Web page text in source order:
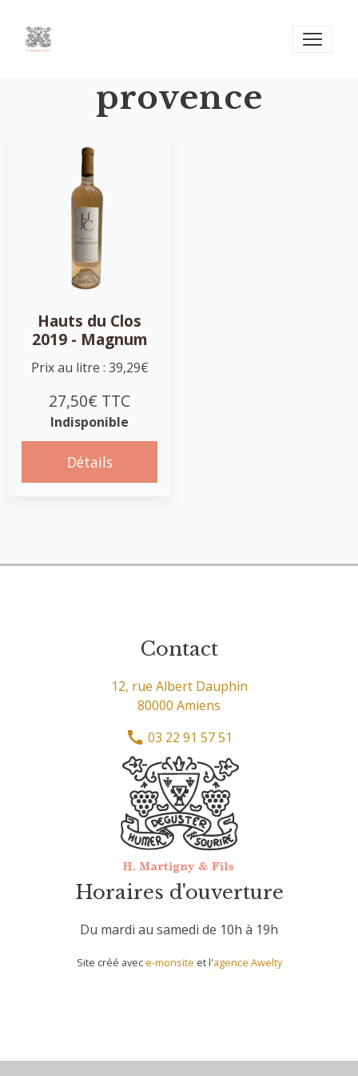
provence
Hauts du Clos
2019 - Magnum
Prix au litre : 39,29€
27,50€ TTC
Indisponible
Détails
Contact
12, rue Albert Dauphin
80000 Amiens
03 22 91 57 51
Horaires d'ouverture
Du mardi au samedi de 10h à 19h
Site créé avece-monsite et l'agence Awelty